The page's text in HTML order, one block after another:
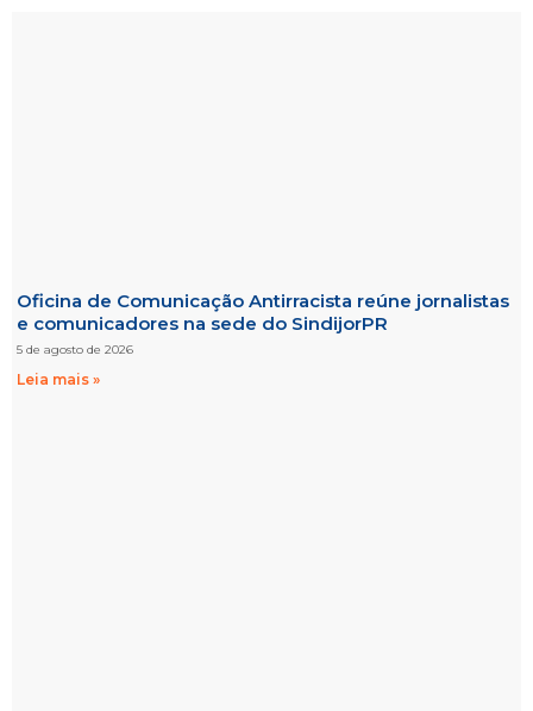
Oficina de Comunicação Antirracista reúne jornalistas
e comunicadores na sede do SindijorPR
5 de agosto de 2026
Leia mais »